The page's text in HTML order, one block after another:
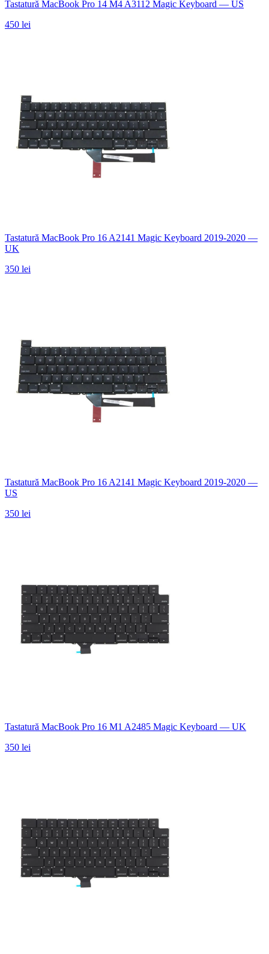
Tastatură MacBook Pro 14 M4 A3112 Magic Keyboard — US
450 lei
Tastatură MacBook Pro 16 A2141 Magic Keyboard 2019-2020 —
UK
350 lei
Tastatură MacBook Pro 16 A2141 Magic Keyboard 2019-2020 —
US
350 lei
Tastatură MacBook Pro 16 M1 A2485 Magic Keyboard — UK
350 lei